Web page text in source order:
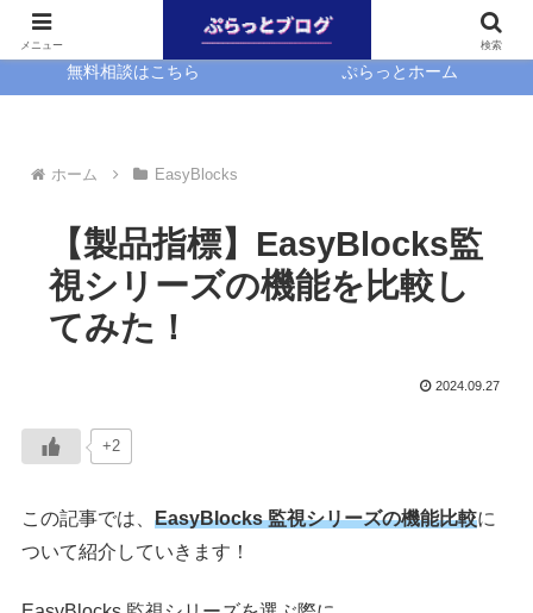
無料相談はこちら ぷらっとホーム
ホーム EasyBlocks
【製品指標】EasyBlocks監
視シリーズの機能を比較し
てみた！
2024.09.27
+2
この記事では、EasyBlocks 監視シリーズの機能比較に
ついて紹介していきます！
メニュー 検索